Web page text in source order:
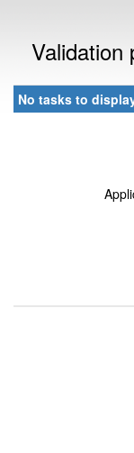
Validation
No tasks to